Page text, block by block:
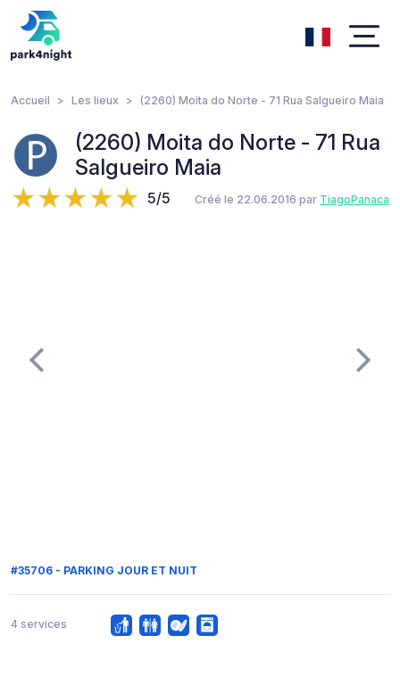
Accueil Les lieux (2260) Moita do Norte - 71 Rua Salgueiro Maia
(2260) Moita do Norte - 71 Rua
Salgueiro Maia
5/5 Créé le 22.06.2016 par TiagoPanaca
#35706 - PARKING JOUR ET NUIT
4 services